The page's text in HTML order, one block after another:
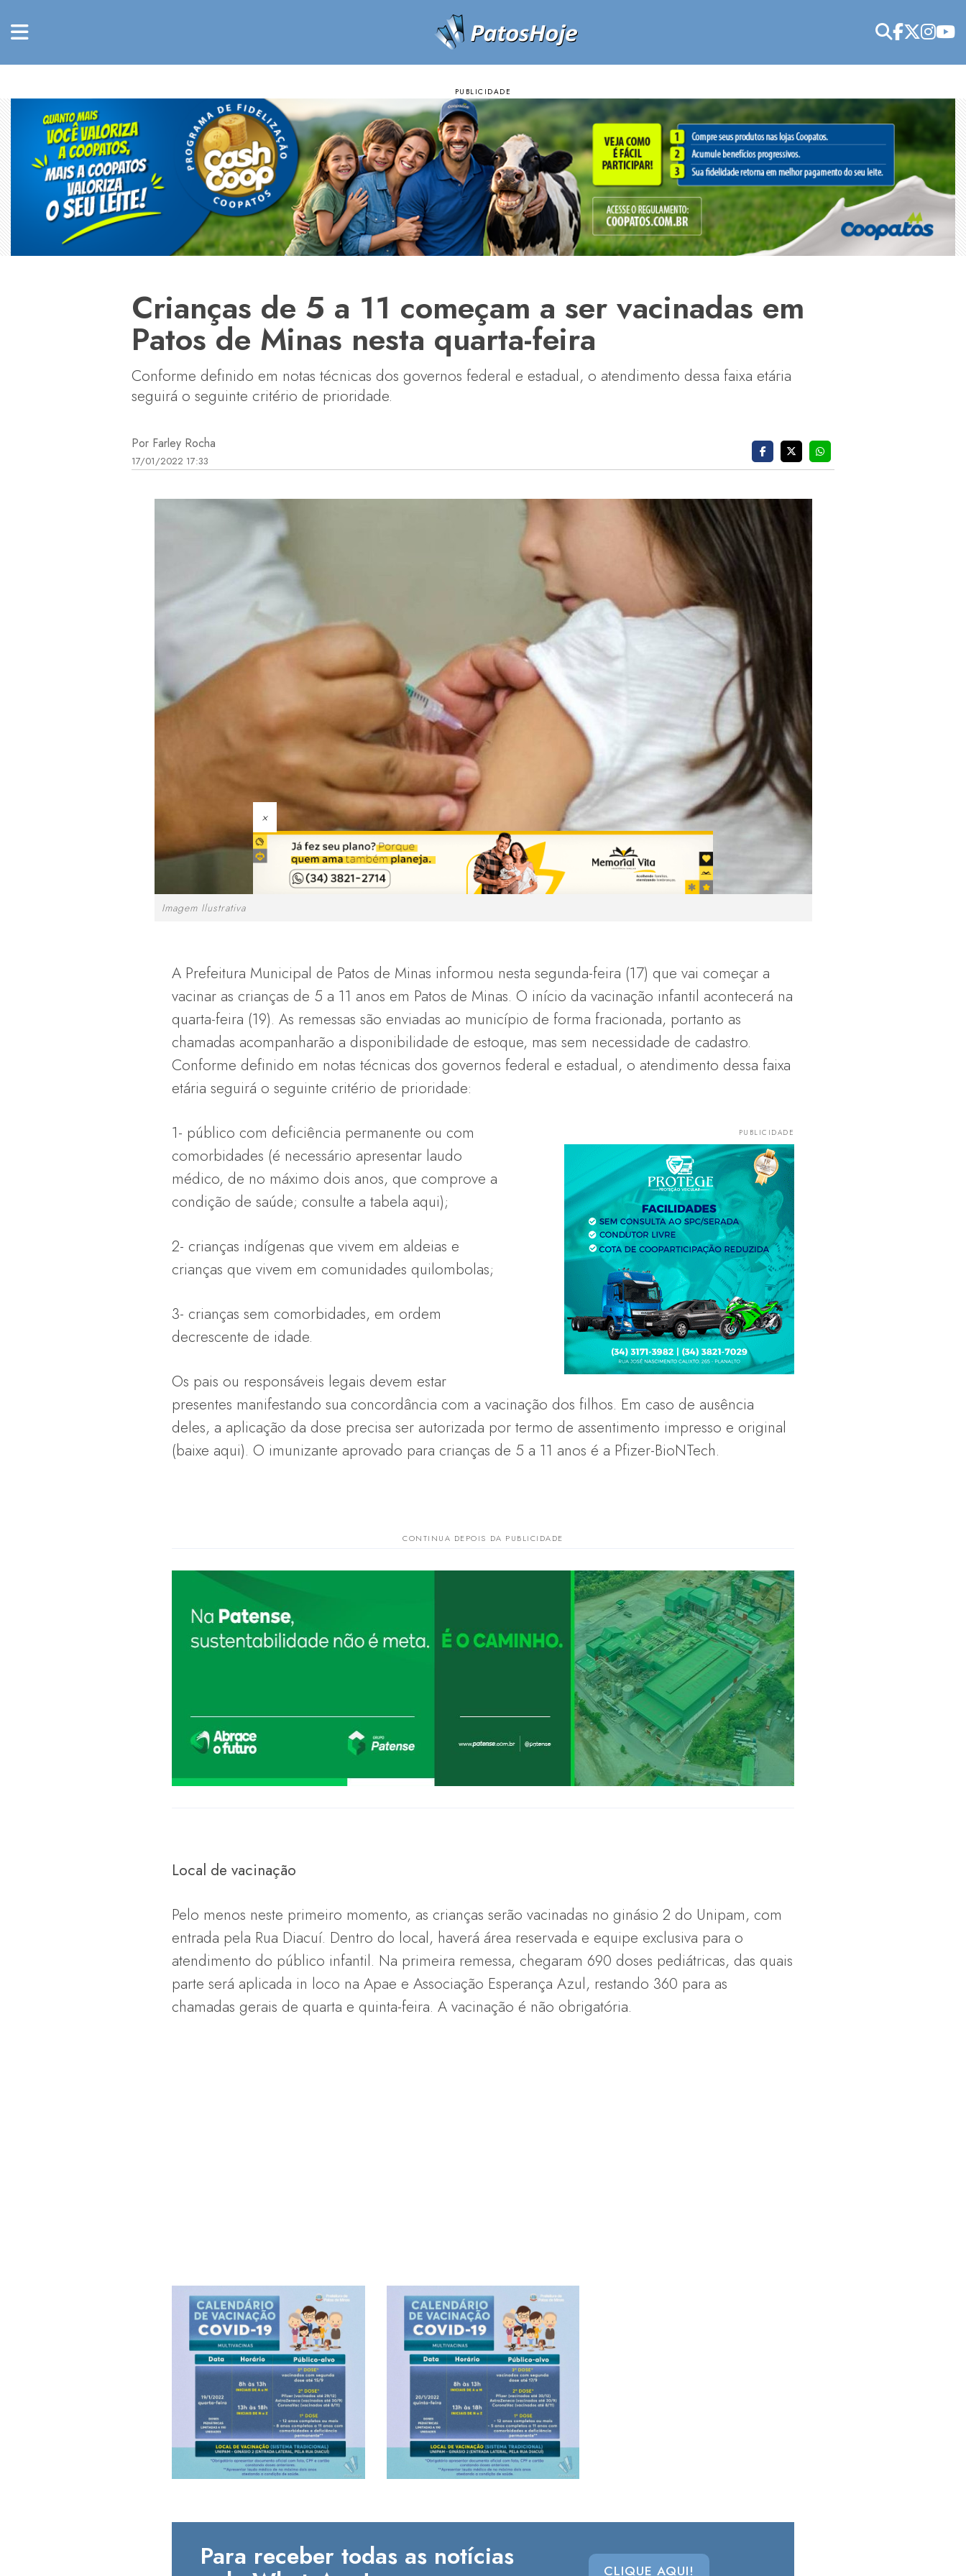
Crianças de 5 a 11 começam a ser vacinadas em
Patos de Minas nesta quarta-feira
Conforme definido em notas técnicas dos governos federal e estadual, o atendimento dessa faixa etária
seguirá o seguinte critério de prioridade.
Por Farley Rocha
17/01/2022 17:33
×
Imagem Ilustrativa
A Prefeitura Municipal de Patos de Minas informou nesta segunda-feira (17) que vai começar a
vacinar as crianças de 5 a 11 anos em Patos de Minas. O início da vacinação infantil acontecerá na
quarta-feira (19). As remessas são enviadas ao município de forma fracionada, portanto as
chamadas acompanharão a disponibilidade de estoque, mas sem necessidade de cadastro.
Conforme definido em notas técnicas dos governos federal e estadual, o atendimento dessa faixa
etária seguirá o seguinte critério de prioridade:
1- público com deficiência permanente ou com
comorbidades (é necessário apresentar laudo
médico, de no máximo dois anos, que comprove a
condição de saúde; consulte a tabela aqui);
2- crianças indígenas que vivem em aldeias e
crianças que vivem em comunidades quilombolas;
3- crianças sem comorbidades, em ordem
decrescente de idade.
Os pais ou responsáveis legais devem estar
presentes manifestando sua concordância com a vacinação dos filhos. Em caso de ausência
deles, a aplicação da dose precisa ser autorizada por termo de assentimento impresso e original
(baixe aqui). O imunizante aprovado para crianças de 5 a 11 anos é a Pfizer-BioNTech.
Local de vacinação
Pelo menos neste primeiro momento, as crianças serão vacinadas no ginásio 2 do Unipam, com
entrada pela Rua Diacuí. Dentro do local, haverá área reservada e equipe exclusiva para o
atendimento do público infantil. Na primeira remessa, chegaram 690 doses pediátricas, das quais
parte será aplicada in loco na Apae e Associação Esperança Azul, restando 360 para as
chamadas gerais de quarta e quinta-feira. A vacinação é não obrigatória.
Para receber todas as notícias CLIQUE AQUI!